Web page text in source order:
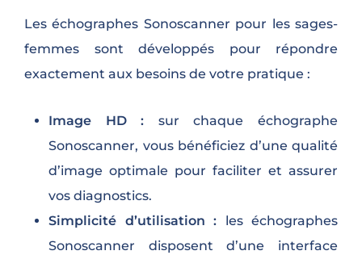
Les échographes Sonoscanner pour les sages-
femmes sont développés pour répondre
exactement aux besoins de votre pratique :
Image HD : sur chaque échographe
Sonoscanner, vous bénéficiez d’une qualité
d’image optimale pour faciliter et assurer
vos diagnostics.
Simplicité d’utilisation : les échographes
Sonoscanner disposent d’une interface